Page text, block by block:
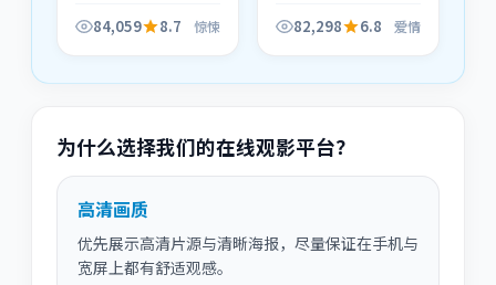
84,059 8.7 惊悚
追缉》的爱情气质偏
82,298 6.8 爱情
为什么选择我们的在线观影平台？
高清画质
优先展示高清片源与清晰海报，尽量保证在手机与
宽屏上都有舒适观感。